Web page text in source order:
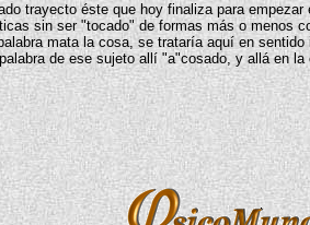
trayecto éste que hoy finaliza para
sin ser "tocado" de formas más o menos
mata la cosa, se trataría aquí en
de ese sujeto allí "a"cosado, y allá en